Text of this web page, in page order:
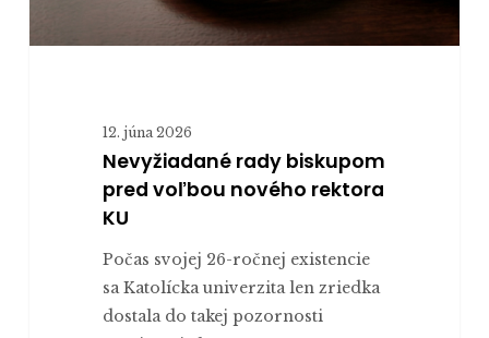
12. júna 2026
Nevyžiadané rady biskupom
pred voľbou nového rektora
KU
Počas svojej 26-ročnej existencie
sa Katolícka univerzita len zriedka
dostala do takej pozornosti